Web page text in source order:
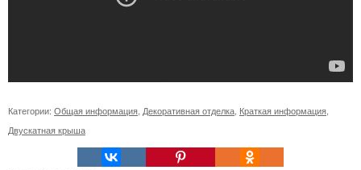
Категории: Общая информация Декоративная отделка Краткая информация
Двускатная крыша